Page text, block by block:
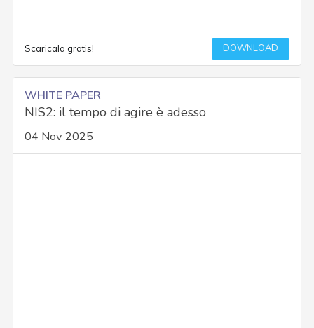
Scaricala gratis! DOWNLOAD
WHITE PAPER
NIS2: il tempo di agire è adesso
04 Nov 2025